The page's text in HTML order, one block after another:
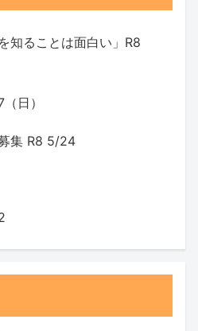
知ることは面白い」R8
日）
集 R8 5/24